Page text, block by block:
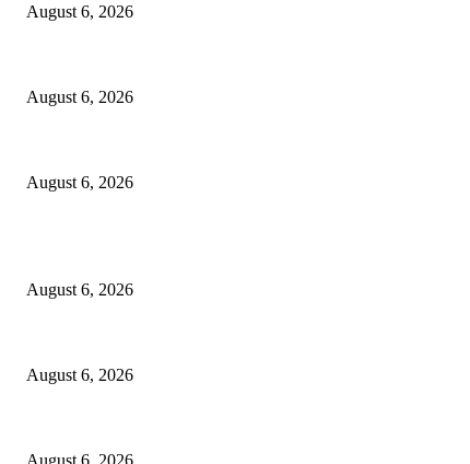
August 6, 2026
August 6, 2026
August 6, 2026
August 6, 2026
August 6, 2026
August 6, 2026